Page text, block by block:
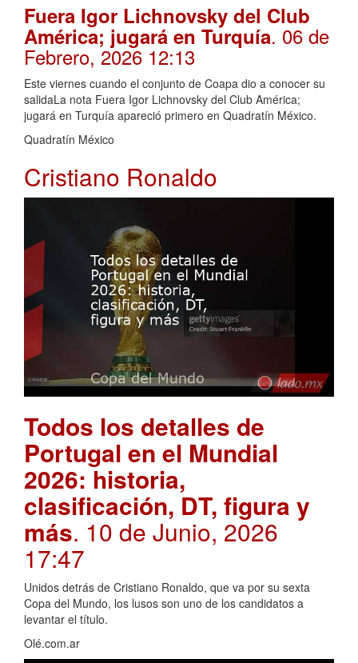
Fuera Igor Lichnovsky del Club
América; jugará en Turquía. 06 de
Febrero, 2026 12:13
Este viernes cuando el conjunto de Coapa dio a conocer su
salidaLa nota Fuera Igor Lichnovsky del Club América;
jugará en Turquía apareció primero en Quadratín México.
Quadratín México
Cristiano Ronaldo
Todos los detalles de
Portugal en el Mundial
2026: historia,
clasificación, DT, figura y
más. 10 de Junio, 2026
17:47
Unidos detrás de Cristiano Ronaldo, que va por su sexta
Copa del Mundo, los lusos son uno de los candidatos a
levantar el título.
Olé.com.ar